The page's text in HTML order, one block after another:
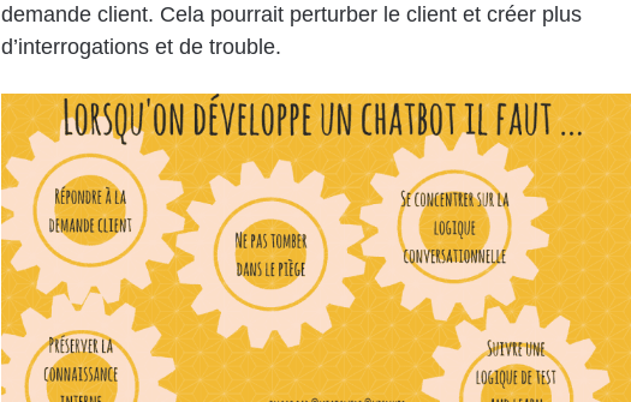
demande client. Cela pourrait perturber le client et créer plus
d’interrogations et de trouble.